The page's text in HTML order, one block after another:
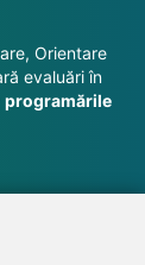
Orientare
evaluări în
programările